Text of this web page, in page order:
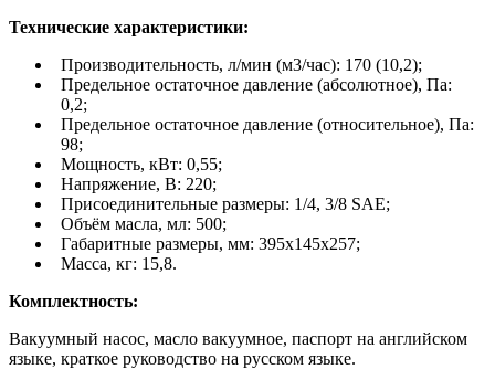
Технические характеристики:
Производительность, л/мин (м3/час): 170 (10,2);
Предельное остаточное давление (абсолютное), Па:
0,2;
Предельное остаточное давление (относительное), Па:
98;
Мощность, кВт: 0,55;
Напряжение, В: 220;
Присоединительные размеры: 1/4, 3/8 SAE;
Объём масла, мл: 500;
Габаритные размеры, мм: 395х145х257;
Масса, кг: 15,8.
Комплектность:
Вакуумный насос, масло вакуумное, паспорт на английском
языке, краткое руководство на русском языке.